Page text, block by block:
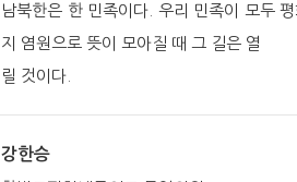
남북한은 한 민족이다. 우리 민족이 모두
지 염원으로 뜻이 모아질 때 그 길은 열
릴 것이다.
강한승